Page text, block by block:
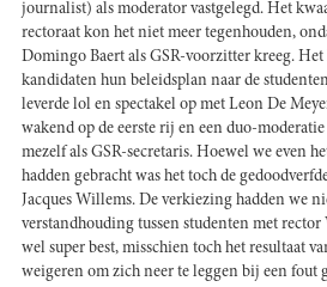
journalist) als moderator vastgelegd. Het
rectoraat kon het niet meer tegenhouden,
Domingo Baert als GSR-voorzitter kreeg.
kandidaten hun beleidsplan naar de
leverde lol en spectakel op met Leon De
wakend op de eerste rij en een duo-
mezelf als GSR-secretaris. Hoewel we even
hadden gebracht was het toch de
Jacques Willems. De verkiezing hadden we
verstandhouding tussen studenten met
wel super best, misschien toch het resultaat
weigeren om zich neer te leggen bij een fout